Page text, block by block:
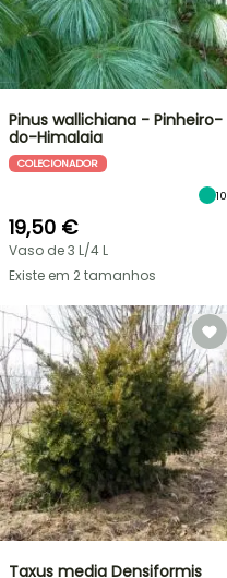
Pinus wallichiana - Pinheiro-
do-Himalaia
COLECIONADOR
10
19,50 €
Vaso de 3 L/4 L
Existe em 2 tamanhos
Taxus media Densiformis